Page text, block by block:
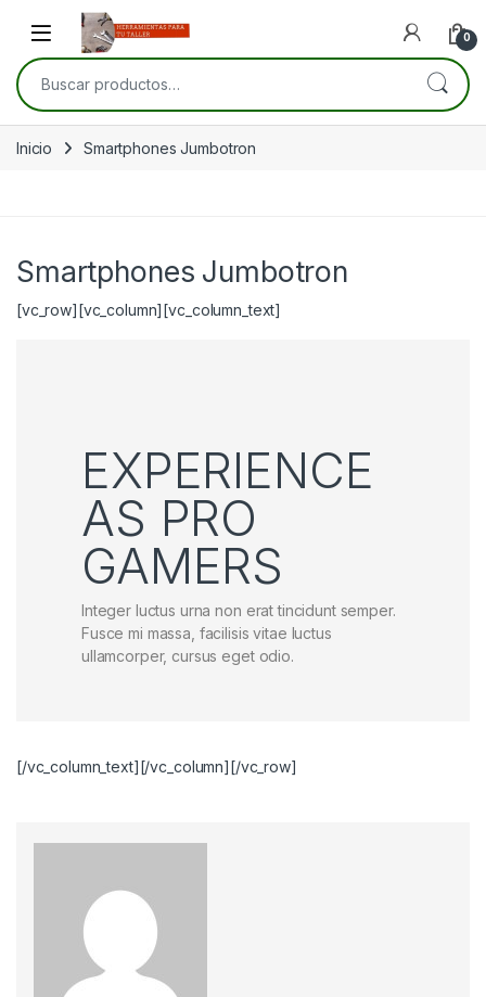
Skip to navigation
Skip to content
Open 0
Buscar por:
Inicio Smartphones Jumbotron
Smartphones Jumbotron
[vc_row][vc_column][vc_column_text]
EXPERIENCE
AS PRO
GAMERS
Integer luctus urna non erat tincidunt semper.
Fusce mi massa, facilisis vitae luctus
ullamcorper, cursus eget odio.
[/vc_column_text][/vc_column][/vc_row]